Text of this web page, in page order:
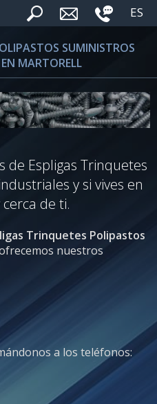
ES
SUMINISTROS
MARTORELL
de Espligas Trinquetes
y si vives en
de ti.
Trinquetes Polipastos
nuestros
a los teléfonos: